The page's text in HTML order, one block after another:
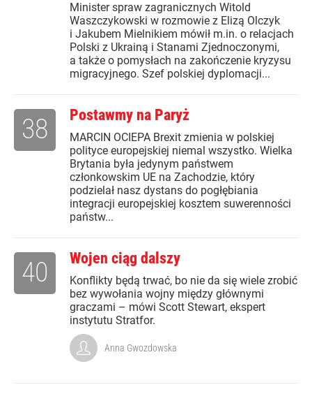
Minister spraw zagranicznych Witold
Waszczykowski w rozmowie z Elizą Olczyk
i Jakubem Mielnikiem mówił m.in. o relacjach
Polski z Ukrainą i Stanami Zjednoczonymi,
a także o pomysłach na zakończenie kryzysu
migracyjnego. Szef polskiej dyplomacji...
Postawmy na Paryż
MARCIN OCIEPA Brexit zmienia w polskiej
polityce europejskiej niemal wszystko. Wielka
Brytania była jedynym państwem
członkowskim UE na Zachodzie, który
podzielał nasz dystans do pogłębiania
integracji europejskiej kosztem suwerenności
państw...
38
Wojen ciąg dalszy
Konflikty będą trwać, bo nie da się wiele zrobić
bez wywołania wojny między głównymi
graczami – mówi Scott Stewart, ekspert
instytutu Stratfor.
40
Anna Gwozdowska